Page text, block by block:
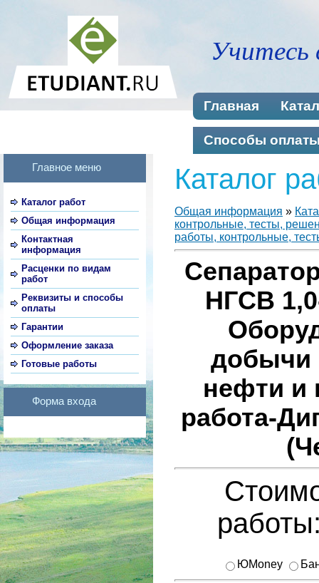
Учитесь
Главная
Способы
Главное меню
Каталог работ
Общая информация
Контактная
информация
Расценки по видам
работ
Реквизиты и способы
оплаты
Гарантии
Оформление заказа
Готовые работы
Форма входа
Каталог
Общая информация »
контрольные, тесты,
работы, контрольные,
НГСВ
добычи
нефти и
работа-
ЮMoney